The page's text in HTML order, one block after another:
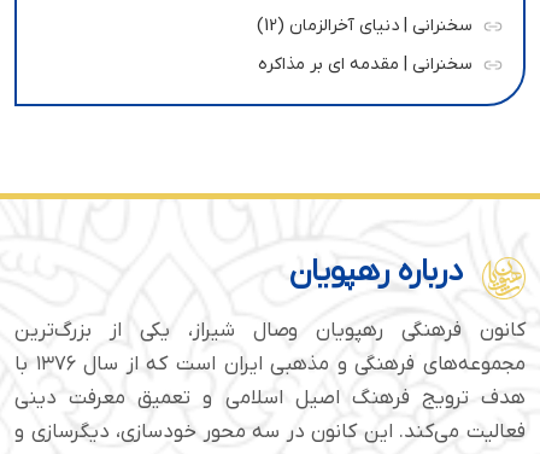
سخنرانی | دنیای آخرالزمان (12)
سخنرانی | مقدمه ای بر مذاکره
درباره رهپویان
کانون فرهنگی رهپویان وصال شیراز، یکی از بزرگ‌ترین
مجموعه‌های فرهنگی و مذهبی ایران است که از سال ۱۳۷۶ با
هدف ترویج فرهنگ اصیل اسلامی و تعمیق معرفت دینی
فعالیت می‌کند. این کانون در سه محور خودسازی، دیگرسازی و